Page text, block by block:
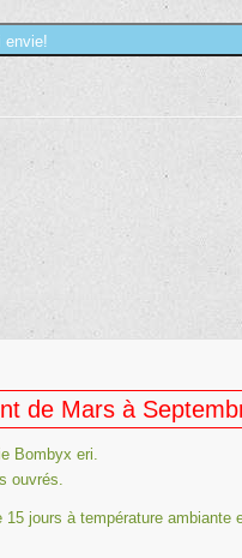
envie!
de Mars à
Bombyx eri.
ouvrés.
jours à température ambiante